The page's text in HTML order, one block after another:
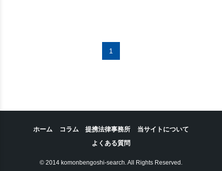
1
ホーム コラム 提携法律事務所
当サイトについて
よくある質問
© 2014 komonbengoshi-search. All Rights Reserved.